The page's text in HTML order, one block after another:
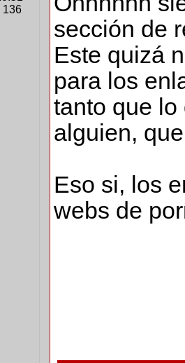
136
sección de
Este quizá
para los
tanto que lo
alguien,
Eso si, los
webs de